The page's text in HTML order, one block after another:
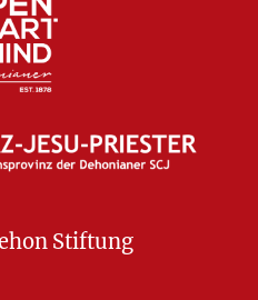
Stiftung